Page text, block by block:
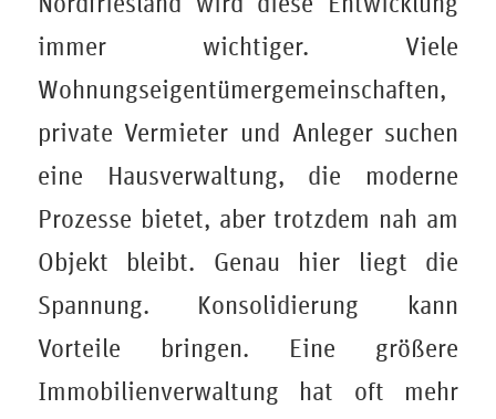
immer wichtiger. Viele
Wohnungseigentümergemeinschaften,
private Vermieter und Anleger suchen
eine Hausverwaltung, die moderne
Prozesse bietet, aber trotzdem nah am
Objekt bleibt. Genau hier liegt die
Spannung. Konsolidierung kann
Vorteile bringen. Eine größere
Immobilienverwaltung hat oft mehr